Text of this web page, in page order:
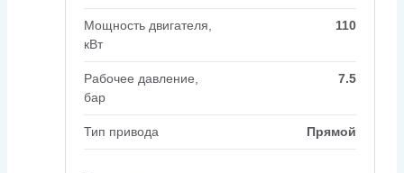
Мощность двигателя,
кВт
110
Рабочее давление,
бар
7.5
Тип привода Прямой